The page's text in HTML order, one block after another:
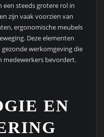
steeds grotere rol in
zijn vaak voorzien van
ergonomische meubels
Deze elementen
werkomgeving die
medewerkers bevordert.
EN